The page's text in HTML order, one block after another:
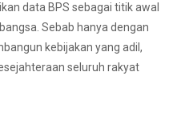
data BPS sebagai titik awal
Sebab hanya dengan
kebijakan yang adil,
seluruh rakyat